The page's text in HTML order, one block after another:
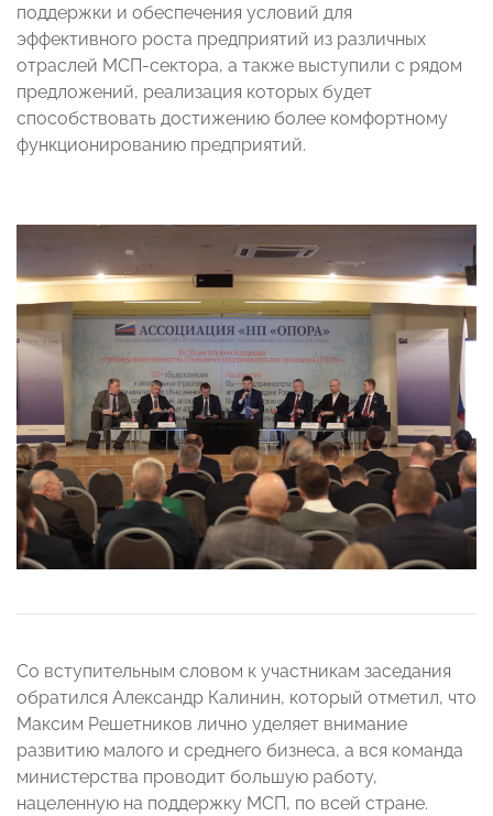
поддержки и обеспечения условий для
эффективного роста предприятий из различных
отраслей МСП-сектора, а также выступили с рядом
предложений, реализация которых будет
способствовать достижению более комфортному
функционированию предприятий.
Со вступительным словом к участникам заседания
обратился Александр Калинин, который отметил, что
Максим Решетников лично уделяет внимание
развитию малого и среднего бизнеса, а вся команда
министерства проводит большую работу,
нацеленную на поддержку МСП, по всей стране.